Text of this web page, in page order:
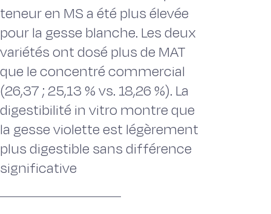
teneur en MS a été plus élevée
pour la gesse blanche. Les deux
variétés ont dosé plus de MAT
que le concentré commercial
(26,37 ; 25,13 % vs. 18,26 %). La
digestibilité in vitro montre que
la gesse violette est légèrement
plus digestible sans différence
significative